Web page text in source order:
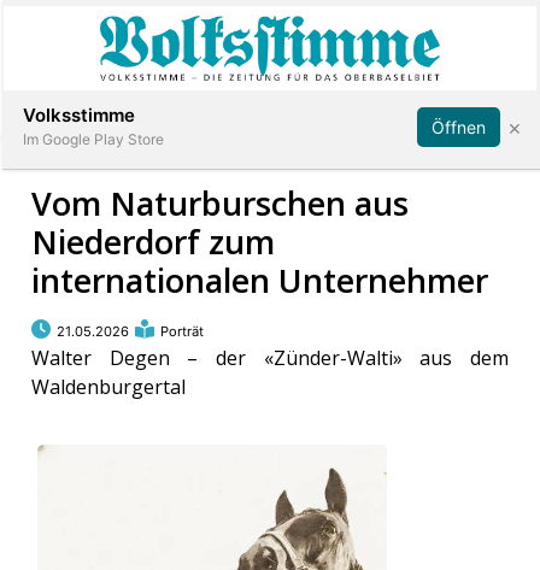
Immobilien
Stellen
E-
Abonnieren Anmelden
Vom Naturburschen aus
Niederdorf zum
internationalen Unternehmer
21.05.2026 Porträt
Walter Degen – der «Zünder-Walti» aus dem
Waldenburgertal
Volksstimme
Im Google Play Store
Öffnen ×